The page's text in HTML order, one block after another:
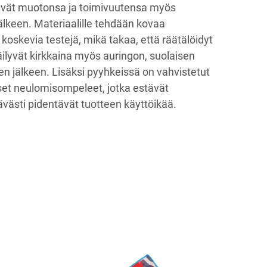
muotonsa ja toimivuutensa myös
Materiaalille tehdään kovaa
testejä, mikä takaa, että räätälöidyt
kirkkaina myös auringon, suolaisen
jälkeen. Lisäksi pyyhkeissä on vahvistetut
neulomisompeleet, jotka estävät
pidentävät tuotteen käyttöikää.